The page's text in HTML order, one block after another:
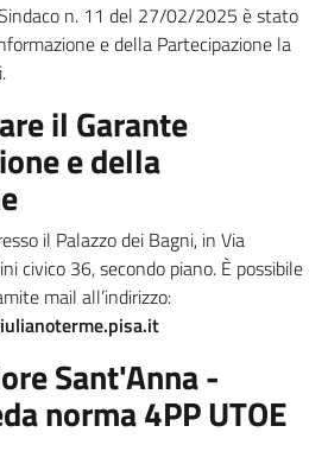
n. 11 del 27/02/2025 è stato
e della Partecipazione la
il Garante
e della
il Palazzo dei Bagni, in Via
civico 36, secondo piano. È possibile
mail all’indirizzo:
Sant'Anna -
norma 4PP UTOE